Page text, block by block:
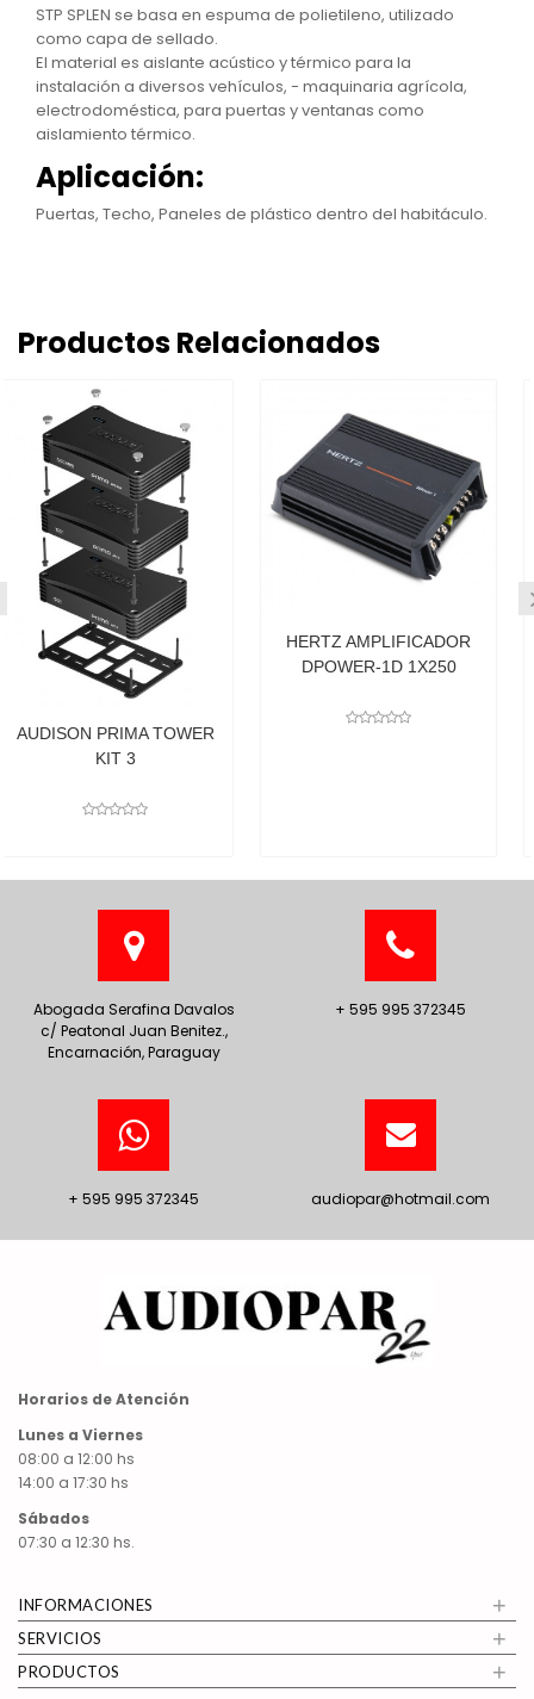
STP SPLEN se basa en espuma de polietileno, utilizado
como capa de sellado.
El material es aislante acústico y térmico para la
instalación a diversos vehículos, - maquinaria agrícola,
electrodoméstica, para puertas y ventanas como
aislamiento térmico.
Aplicación:
Puertas, Techo, Paneles de plástico dentro del habitáculo.
Productos Relacionados
HERTZ AMPLIFICADOR
DPOWER-1D 1X250
AUDISON BMW
APBMW
Abogada Serafina Davalos
c/ Peatonal Juan Benitez.,
Encarnación, Paraguay
+ 595 995 372345
+ 595 995 372345 audiopar@hotmail.com
Horarios de Atención
Lunes a Viernes
08:00 a 12:00 hs
14:00 a 17:30 hs
Sábados
07:30 a 12:30 hs.
INFORMACIONES +
SERVICIOS +
PRODUCTOS +